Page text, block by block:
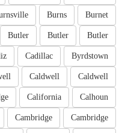
Burnet
Burns
Butler
Butler
Butler
Byrdstown
Cadillac
Caldwell
Caldwell
Calhoun
California
Cambridge
Cambridge